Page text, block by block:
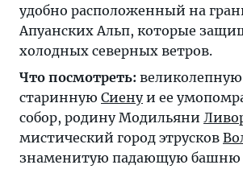
удобно расположенный на
Апуанских Альп, которые
холодных северных ветров.
Что посмотреть: великолепную
старинную Сиенуи ее
собор, родину Модильяни
мистический город этрусков
знаменитую падающую башню